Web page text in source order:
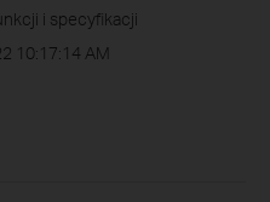
i specyfikacji
10:17:14 AM